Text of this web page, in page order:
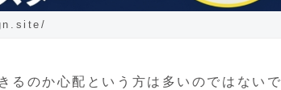
るのか心配という方は多いのではない